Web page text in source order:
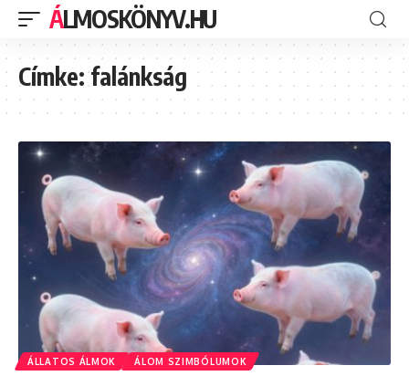
ÁLMOSKÖNYV.HU
Címke:falánkság
ÁLLATOS ÁLMOK ÁLOM SZIMBÓLUMOK